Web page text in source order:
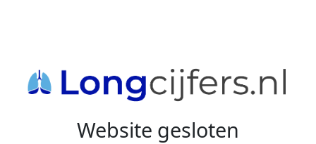
Website gesloten